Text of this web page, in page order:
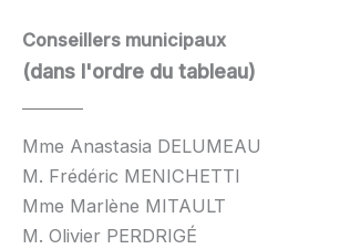
Conseillers municipaux
(dans l'ordre du tableau)
Mme Anastasia DELUMEAU
M. Frédéric MENICHETTI
Mme Marlène MITAULT
M. Olivier PERDRIGÉ